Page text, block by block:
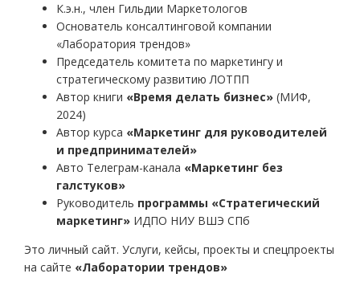
К.э.н., член Гильдии Маркетологов
Основатель консалтинговой компании
«Лаборатория трендов»
Председатель комитета по маркетингу и
стратегическому развитию ЛОТПП
Автор книги «Время делать бизнес» (МИФ,
2024)
Автор курса «Маркетинг для руководителей
и предпринимателей»
Авто Телеграм-канала «Маркетинг без
галстуков»
Руководитель программы «Стратегический
маркетинг» ИДПО НИУ ВШЭ СПб
Это личный сайт. Услуги, кейсы, проекты и спецпроекты
на сайте «Лаборатории трендов»